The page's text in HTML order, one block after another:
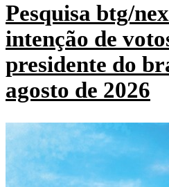
Pesquisa btg/
intenção de
presidente do
agosto de 2026